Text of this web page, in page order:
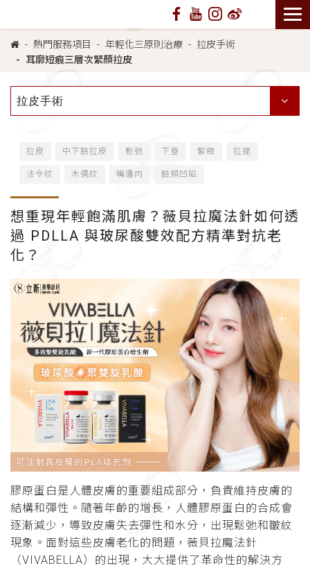
熱門服務項目 年輕化三原則治療
拉皮手術
耳廓短痕三層次緊顏拉皮
拉皮手術
拉皮 中下臉拉皮 鬆弛 下垂 緊緻 拉提
法令紋 木偶紋 嘴邊肉 臉頰凹陷
想重現年輕飽滿肌膚？薇貝拉魔法針如何透
過 PDLLA 與玻尿酸雙效配方精準對抗老
化？
膠原蛋白是人體皮膚的重要組成部分，負責維持皮膚的
結構和彈性。隨著年齡的增長，人體膠原蛋白的合成會
逐漸減少，導致皮膚失去彈性和水分，出現鬆弛和皺紋
現象。面對這些皮膚老化的問題，薇貝拉魔法針
（VIVABELLA）的出現，大大提供了革命性的解決方